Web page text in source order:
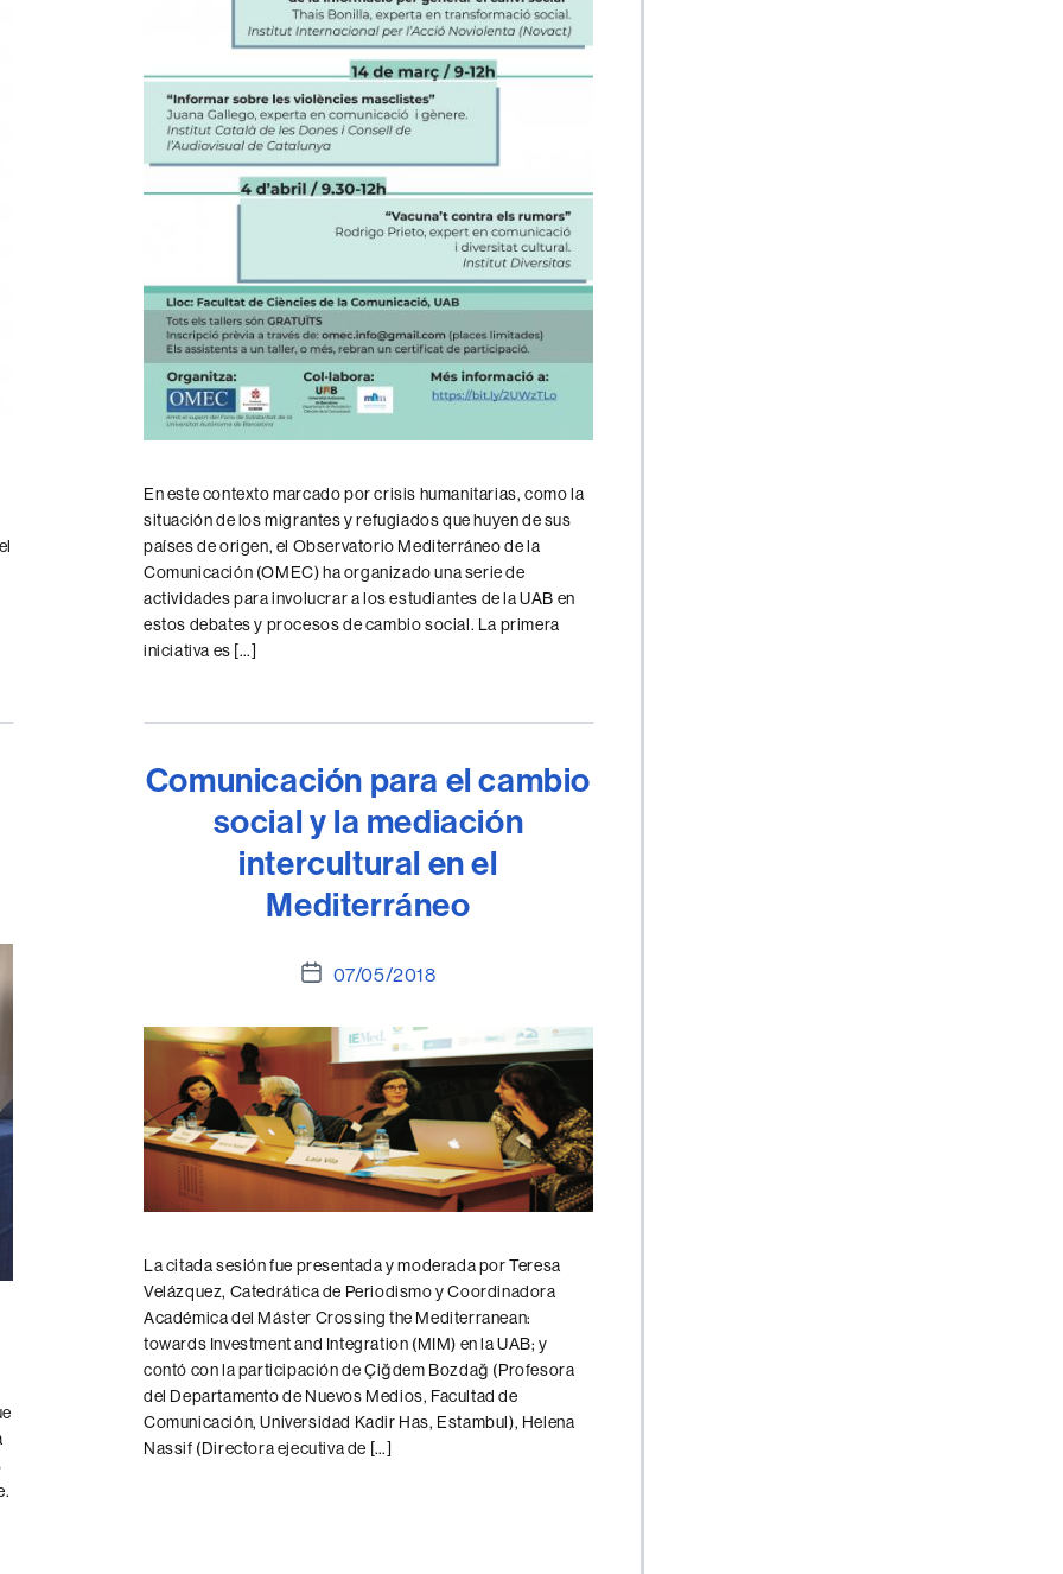
En este contexto marcado por crisis humanitarias, como la
situación de los migrantes y refugiados que huyen de sus
países de origen, el Observatorio Mediterráneo de la
Comunicación (OMEC) ha organizado una serie de
actividades para involucrar a los estudiantes de la UAB en
estos debates y procesos de cambio social. La primera
iniciativa es […]
Comunicación para el cambio
social y la mediación
intercultural en el
Mediterráneo
Fecha
la
entrada
07/05/2018
La citada sesión fue presentada y moderada por Teresa
Velázquez, Catedrática de Periodismo y Coordinadora
Académica del Máster Crossing the Mediterranean:
towards Investment and Integration (MIM) en la UAB; y
contó con la participación de Çiğdem Bozdağ (Profesora
del Departamento de Nuevos Medios, Facultad de
Comunicación, Universidad Kadir Has, Estambul), Helena
Nassif (Directora ejecutiva de […]